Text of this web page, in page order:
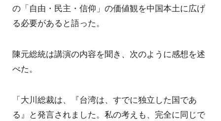
の「自由・民主・信仰」の価値観を中国本土に広げ
る必要があると語った。
陳元総統は講演の内容を聞き、次のように感想を述
べた。
「大川総裁は、『台湾は、すでに独立した国であ
る』と発言されました。私の考えも、完全に同じで